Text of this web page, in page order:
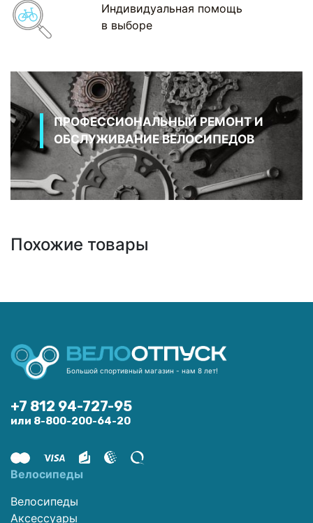
Индивидуальная помощь
в выборе
ПРОФЕССИОНАЛЬНЫЙ РЕМОНТ И
ОБСЛУЖИВАНИЕ ВЕЛОСИПЕДОВ
Похожие товары
Большой спортивный магазин - нам 8 лет!
+7 812 94-727-95
или 8-800-200-64-20
Велосипеды
Велосипеды
Аксессуары